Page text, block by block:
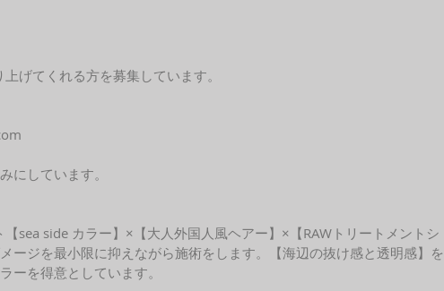
げてくれる方を募集しています。
にしています。
【sea side カラー】×【大人外国人風ヘアー】×【RAWトリートメントシ
ージを最小限に抑えながら施術をします。【海辺の抜け感と透明感】を
ーを得意としています。